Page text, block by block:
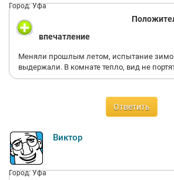
Город: Уфа
впечатление
Меняли прошлым летом, испытание
выдержали. В комнате тепло, вид не
Ответить
Виктор
Город: Уфа